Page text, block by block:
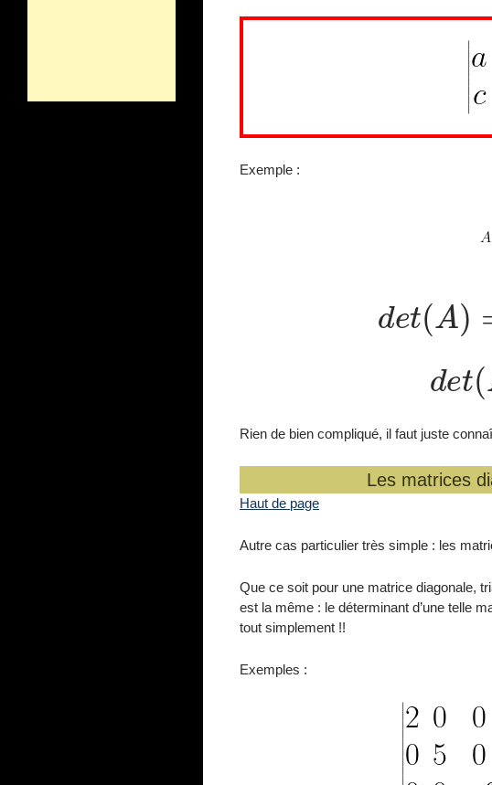
Exemple :
d t ( A)=
d t (
Rien de bien compliqué, il faut juste
Les matrices
Haut de page
Autre cas particulier très simple : les
Que ce soit pour une matrice diagonale,
est la même : le déterminant d’une telle
tout simplement !!
Exemples :